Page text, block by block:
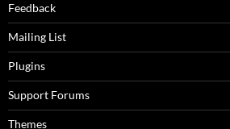
Feedback
Mailing List
Plugins
Support Forums
Themes